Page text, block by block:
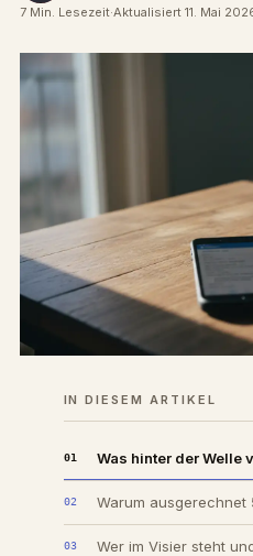
7 Min. Lesezeit·Aktualisiert 11. Mai
IN DIESEM ARTIKEL
Was hinter der Welle
Warum ausgerechnet
Wer im Visier steht